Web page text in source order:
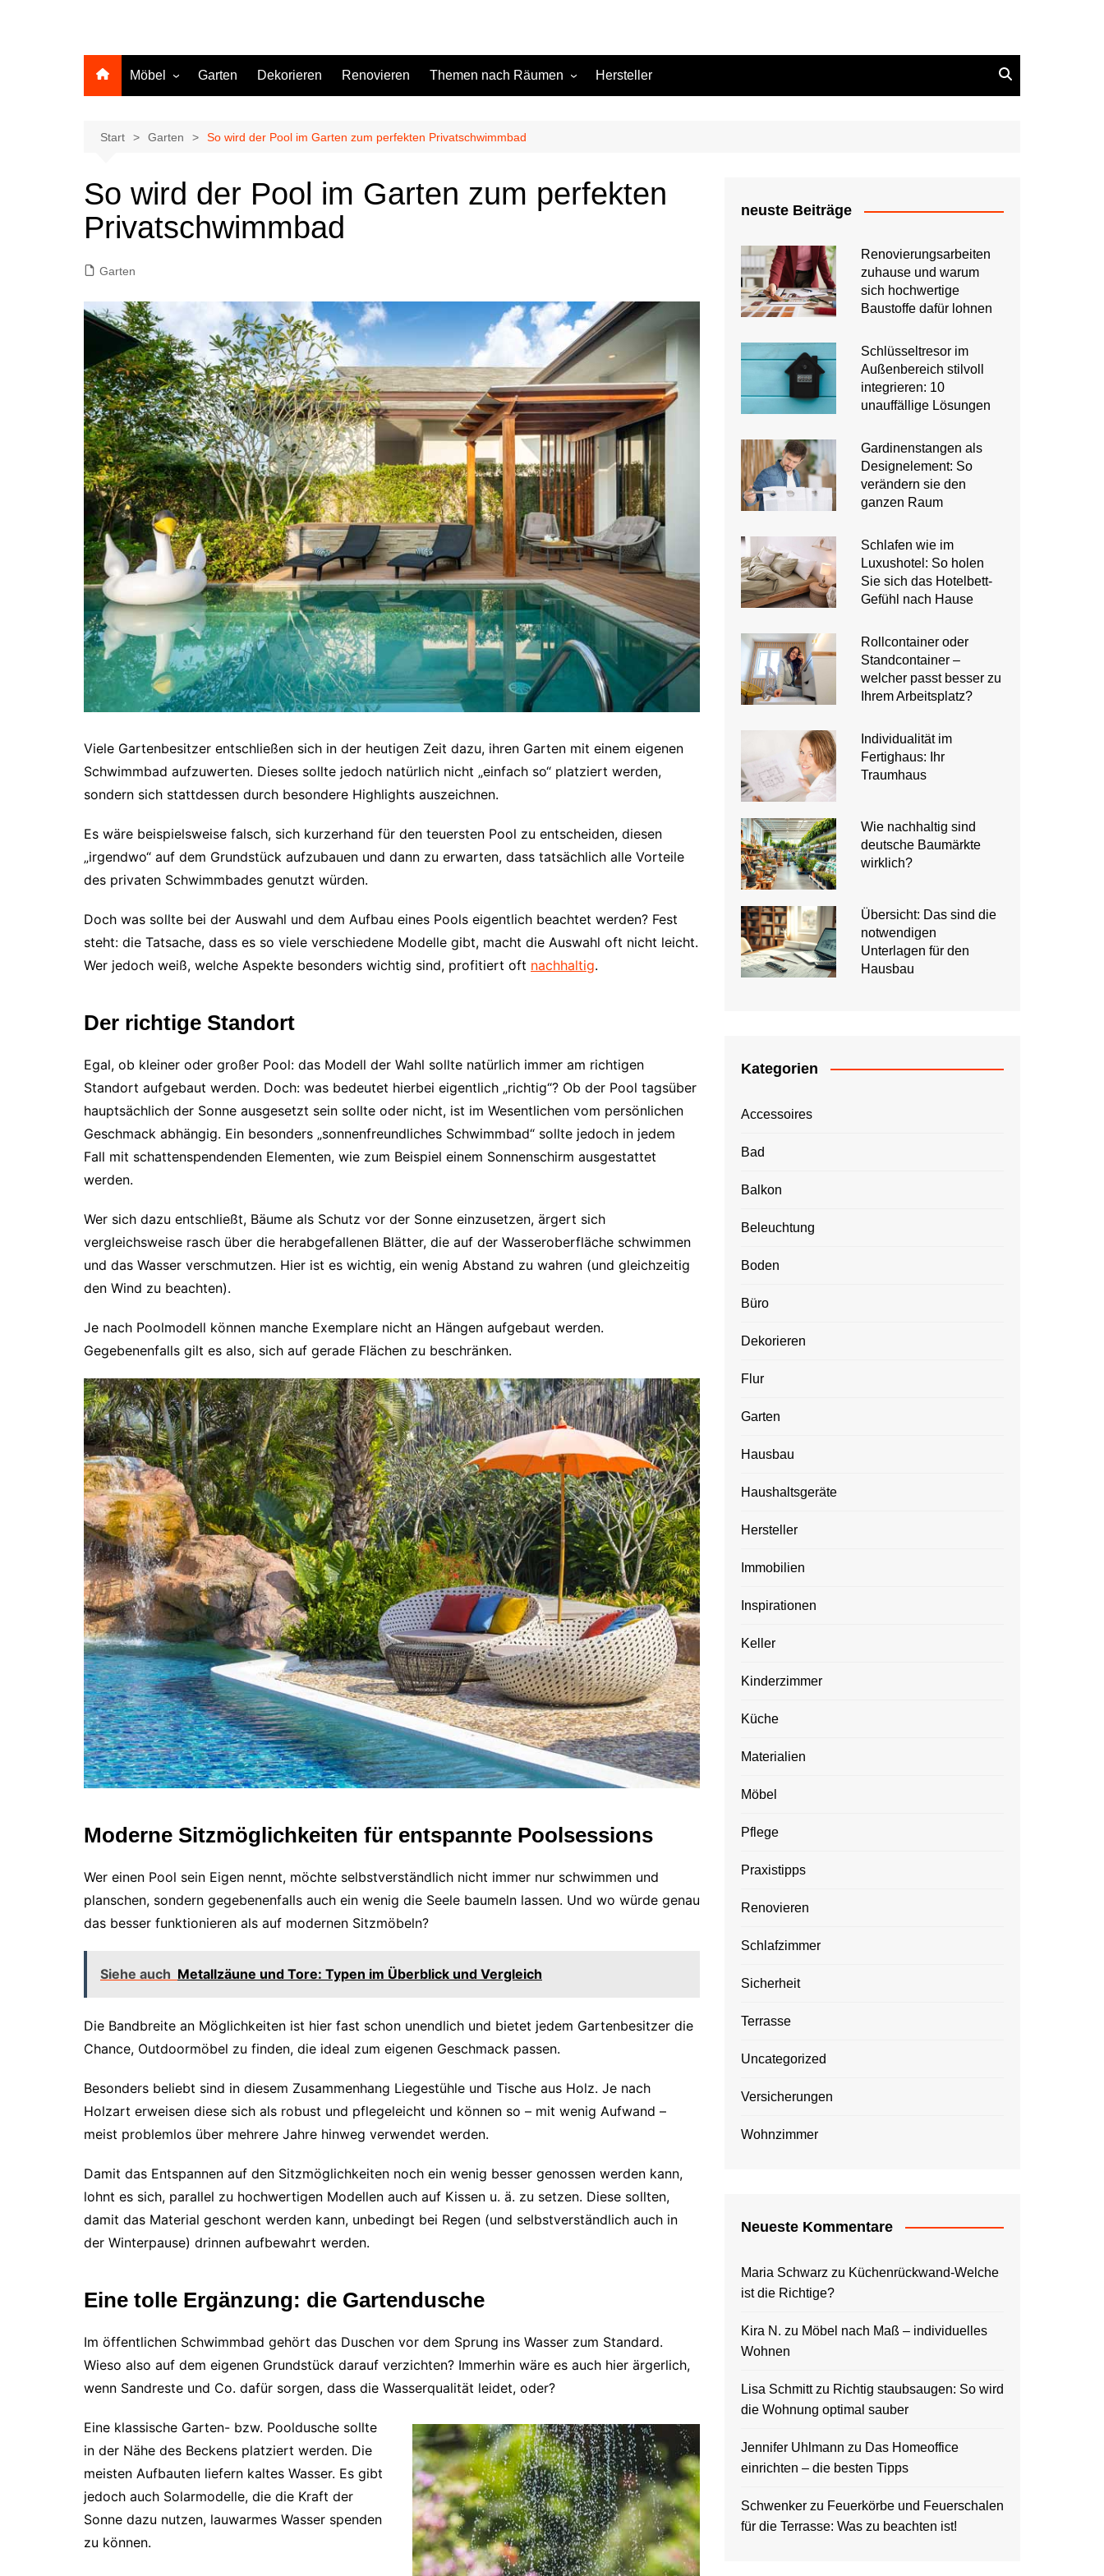
Möbel Garten Dekorieren Renovieren Themen nach Räumen
Kinderzimmer
Schlafzimmer
Hersteller
Start Garten So wird der Pool im Garten zum perfekten Privatschwimmbad
So wird der Pool im Garten zum perfekten
Privatschwimmbad
Garten
Viele Gartenbesitzer entschließen sich in der heutigen Zeit dazu, ihren Garten mit einem eigenen
Schwimmbad aufzuwerten. Dieses sollte jedoch natürlich nicht „einfach so“ platziert werden,
sondern sich stattdessen durch besondere Highlights auszeichnen.
Es wäre beispielsweise falsch, sich kurzerhand für den teuersten Pool zu entscheiden, diesen
„irgendwo“ auf dem Grundstück aufzubauen und dann zu erwarten, dass tatsächlich alle Vorteile
des privaten Schwimmbades genutzt würden.
Doch was sollte bei der Auswahl und dem Aufbau eines Pools eigentlich beachtet werden? Fest
steht: die Tatsache, dass es so viele verschiedene Modelle gibt, macht die Auswahl oft nicht leicht.
Wer jedoch weiß, welche Aspekte besonders wichtig sind, profitiert oft nachhaltig.
Der richtige Standort
Egal, ob kleiner oder großer Pool: das Modell der Wahl sollte natürlich immer am richtigen
Standort aufgebaut werden. Doch: was bedeutet hierbei eigentlich „richtig“? Ob der Pool tagsüber
hauptsächlich der Sonne ausgesetzt sein sollte oder nicht, ist im Wesentlichen vom persönlichen
Geschmack abhängig. Ein besonders „sonnenfreundliches Schwimmbad“ sollte jedoch in jedem
Fall mit schattenspendenden Elementen, wie zum Beispiel einem Sonnenschirm ausgestattet
werden.
Wer sich dazu entschließt, Bäume als Schutz vor der Sonne einzusetzen, ärgert sich
vergleichsweise rasch über die herabgefallenen Blätter, die auf der Wasseroberfläche schwimmen
und das Wasser verschmutzen. Hier ist es wichtig, ein wenig Abstand zu wahren (und gleichzeitig
den Wind zu beachten).
Je nach Poolmodell können manche Exemplare nicht an Hängen aufgebaut werden.
Gegebenenfalls gilt es also, sich auf gerade Flächen zu beschränken.
Moderne Sitzmöglichkeiten für entspannte Poolsessions
Wer einen Pool sein Eigen nennt, möchte selbstverständlich nicht immer nur schwimmen und
planschen, sondern gegebenenfalls auch ein wenig die Seele baumeln lassen. Und wo würde genau
das besser funktionieren als auf modernen Sitzmöbeln?
Siehe auch Metallzäune und Tore: Typen im Überblick und Vergleich
Die Bandbreite an Möglichkeiten ist hier fast schon unendlich und bietet jedem Gartenbesitzer die
Chance, Outdoormöbel zu finden, die ideal zum eigenen Geschmack passen.
Besonders beliebt sind in diesem Zusammenhang Liegestühle und Tische aus Holz. Je nach
Holzart erweisen diese sich als robust und pflegeleicht und können so – mit wenig Aufwand –
meist problemlos über mehrere Jahre hinweg verwendet werden.
Damit das Entspannen auf den Sitzmöglichkeiten noch ein wenig besser genossen werden kann,
lohnt es sich, parallel zu hochwertigen Modellen auch auf Kissen u. ä. zu setzen. Diese sollten,
damit das Material geschont werden kann, unbedingt bei Regen (und selbstverständlich auch in
der Winterpause) drinnen aufbewahrt werden.
Eine tolle Ergänzung: die Gartendusche
Im öffentlichen Schwimmbad gehört das Duschen vor dem Sprung ins Wasser zum Standard.
Wieso also auf dem eigenen Grundstück darauf verzichten? Immerhin wäre es auch hier ärgerlich,
wenn Sandreste und Co. dafür sorgen, dass die Wasserqualität leidet, oder?
Eine klassische Garten- bzw. Pooldusche sollte
in der Nähe des Beckens platziert werden. Die
meisten Aufbauten liefern kaltes Wasser. Es gibt
jedoch auch Solarmodelle, die die Kraft der
Sonne dazu nutzen, lauwarmes Wasser spenden
zu können.
neuste Beiträge
Renovierungsarbeiten
zuhause und warum
sich hochwertige
Baustoffe dafür lohnen
Schlüsseltresor im
Außenbereich stilvoll
integrieren: 10
unauffällige Lösungen
Gardinenstangen als
Designelement: So
verändern sie den
ganzen Raum
Schlafen wie im
Luxushotel: So holen
Sie sich das Hotelbett-
Gefühl nach Hause
Rollcontainer oder
Standcontainer –
welcher passt besser zu
Ihrem Arbeitsplatz?
Individualität im
Fertighaus: Ihr
Traumhaus
Wie nachhaltig sind
deutsche Baumärkte
wirklich?
Übersicht: Das sind die
notwendigen
Unterlagen für den
Hausbau
Kategorien
Accessoires
Bad
Balkon
Beleuchtung
Boden
Büro
Dekorieren
Flur
Garten
Hausbau
Haushaltsgeräte
Hersteller
Immobilien
Inspirationen
Keller
Kinderzimmer
Küche
Materialien
Möbel
Pflege
Praxistipps
Renovieren
Schlafzimmer
Sicherheit
Terrasse
Uncategorized
Versicherungen
Wohnzimmer
Neueste Kommentare
Maria Schwarz zu Küchenrückwand-Welche
ist die Richtige?
Kira N. zu Möbel nach Maß – individuelles
Wohnen
Lisa Schmittzu Richtig staubsaugen: So wird
die Wohnung optimal sauber
Jennifer Uhlmann zu Das Homeoffice
einrichten – die besten Tipps
Schwenker zu Feuerkörbe und Feuerschalen
für die Terrasse: Was zu beachten ist!